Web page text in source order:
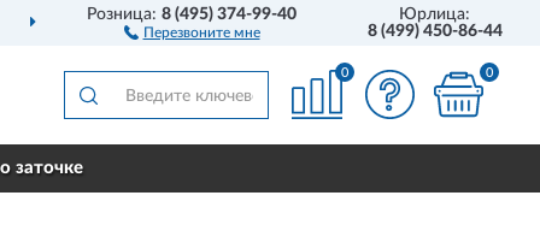
ДОСТАВИМ ПО ВСЕЙ РОССИИ
Розница:8 (495) 374-99-40
Перезвоните мне
Юрлица:
8 (499) 450-86-44
0 0
заточке